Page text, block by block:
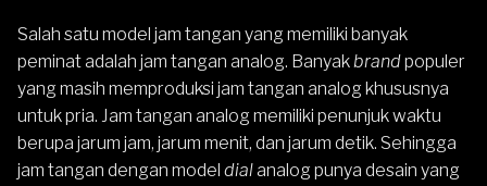
Salah satu model jam tangan yang memiliki banyak
peminat adalah jam tangan analog. Banyakbrandpopuler
yang masih memproduksi jam tangan analog khususnya
untuk pria. Jam tangan analog memiliki penunjuk waktu
berupa jarum jam, jarum menit, dan jarum detik. Sehingga
jam tangan dengan model dialanalog punya desain yang